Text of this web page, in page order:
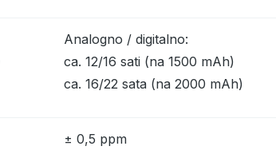
Analogno / digitalno:
ca. 12/16 sati (na 1500 mAh)
ca. 16/22 sata (na 2000 mAh)
± 0,5 ppm